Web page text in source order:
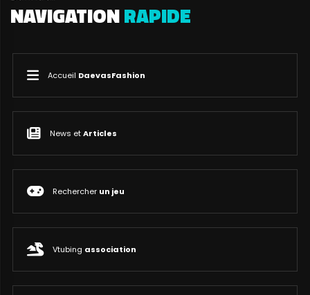
NAVIGATIONRAPIDE
Accueil DaevasFashion
News etArticles
Rechercher un jeu
Vtubing association